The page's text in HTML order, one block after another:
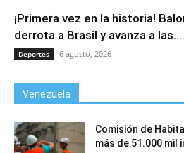
¡Primera vez en la historia!
derrota a Brasil y avanza a las...
Deportes 6 agosto, 2026
Venezuela
Comisión de
más de 51.000